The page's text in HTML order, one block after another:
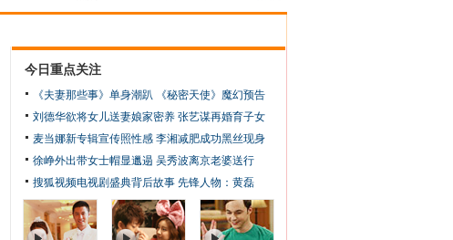
今日重点关注
《夫妻那些事》单身潮趴
《秘密天使》魔幻预告
刘德华欲将女儿送妻娘家密养 张艺谋再婚育子女
麦当娜新专辑宣传照性感 李湘减肥成功黑丝现身
徐峥外出带女士帽显邋遢 吴秀波离京老婆送行
搜狐视频电视剧盛典背后故事 先锋人物：黄磊